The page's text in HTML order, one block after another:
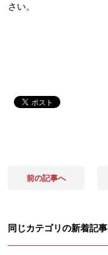
さい。
前の記事へ
同じカテゴリの新着記事